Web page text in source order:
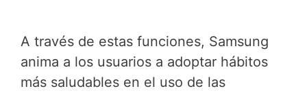
A través de estas funciones, Samsung
anima a los usuarios a adoptar hábitos
más saludables en el uso de las